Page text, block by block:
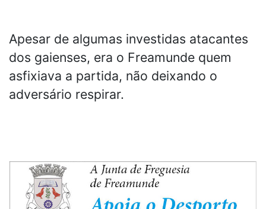
Apesar de algumas investidas atacantes
dos gaienses, era o Freamunde quem
asfixiava a partida, não deixando o
adversário respirar.